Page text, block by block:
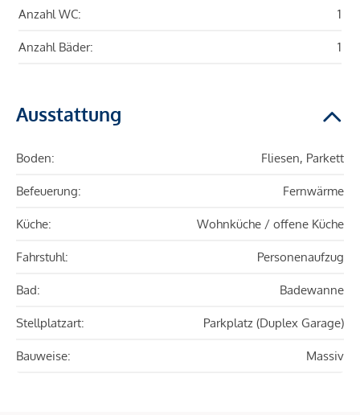
Anzahl WC: 1
Anzahl Bäder: 1
Ausstattung
Boden: Fliesen, Parkett
Befeuerung: Fernwärme
Küche: Wohnküche / offene Küche
Fahrstuhl: Personenaufzug
Bad: Badewanne
Stellplatzart: Parkplatz (Duplex Garage)
Bauweise: Massiv